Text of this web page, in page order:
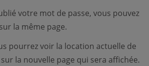
votre mot de passe, vous pouvez
la même page.
pourrez voir la location actuelle de
la nouvelle page qui sera affichée.